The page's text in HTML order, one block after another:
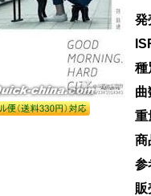
発
種
曲
重
商
参
販